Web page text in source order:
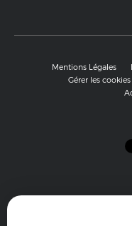
Mentions Légales
Gérer les cookies